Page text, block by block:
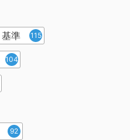
基準 115
104
92